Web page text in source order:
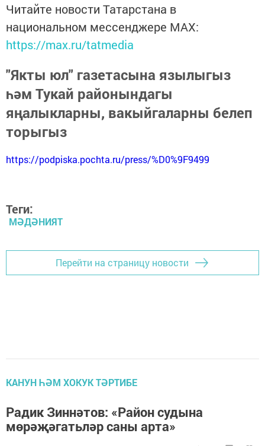
Читайте новости Татарстана в
национальном мессенджере MАХ:
https://max.ru/tatmedia
"Якты юл" газетасына язылыгыз
һәм Тукай районындагы
яңалыкларны, вакыйгаларны белеп
торыгыз
https://podpiska.pochta.ru/press/%D0%9F9499
Теги:
МӘДӘНИЯТ
Перейти на страницу новости
КАНУН ҺӘМ ХОКУК ТӘРТИБЕ
Радик Зиннәтов: «Район судына
мөрәҗәгатьләр саны арта»